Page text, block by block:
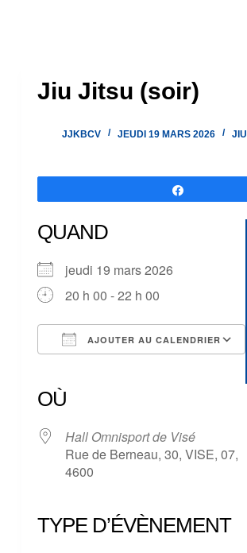
Jiu Jitsu (soir)
JJKBCV JEUDI 19 MARS 2026 JIU
QUAND
jeudi 19 mars 2026
20 h 00 - 22 h 00
AJOUTER AU CALENDRIER
OÙ
Hall Omnisport de Visé
Rue de Berneau, 30, VISE, 07,
4600
TYPE D’ÉVÈNEMENT